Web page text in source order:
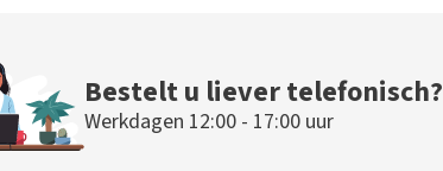
Bestelt u liever telefonisch?
Werkdagen 12:00 - 17:00 uur